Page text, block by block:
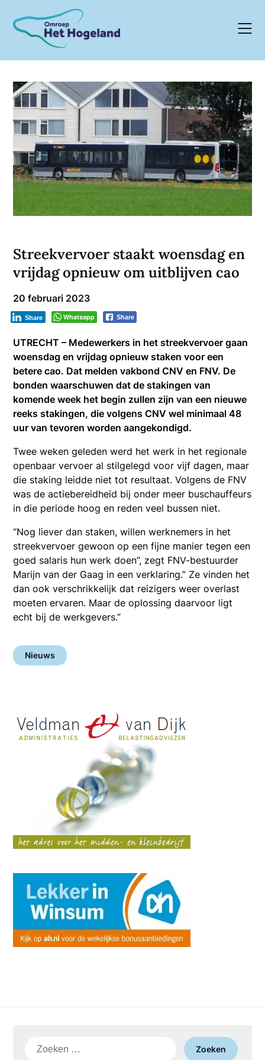
content
Streekvervoer staakt woensdag en
vrijdag opnieuw om uitblijven cao
20 februari 2023
Whatsapp Share
Share
UTRECHT – Medewerkers in het streekvervoer gaan
woensdag en vrijdag opnieuw staken voor een
betere cao. Dat melden vakbond CNV en FNV. De
bonden waarschuwen dat de stakingen van
komende week het begin zullen zijn van een nieuwe
reeks stakingen, die volgens CNV wel minimaal 48
uur van tevoren worden aangekondigd.
Twee weken geleden werd het werk in het regionale
openbaar vervoer al stilgelegd voor vijf dagen, maar
die staking leidde niet tot resultaat. Volgens de FNV
was de actiebereidheid bij onder meer buschauffeurs
in die periode hoog en reden veel bussen niet.
“Nog liever dan staken, willen werknemers in het
streekvervoer gewoon op een fijne manier tegen een
goed salaris hun werk doen”, zegt FNV-bestuurder
Marijn van der Gaag in een verklaring.” Ze vinden het
dan ook verschrikkelijk dat reizigers weer overlast
moeten ervaren. Maar de oplossing daarvoor ligt
echt bij de werkgevers.”
Nieuws
Zoeken